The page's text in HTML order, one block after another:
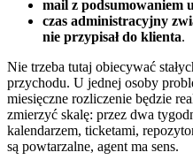
mail z podsumowaniem
czas administracyjny
nie przypisał do klienta.
Nie trzeba tutaj obiecywać
przychodu. U jednej osoby
miesięczne rozliczenie będzie
zmierzyć skalę: przez dwa
kalendarzem, ticketami,
są powtarzalne, agent ma sens.